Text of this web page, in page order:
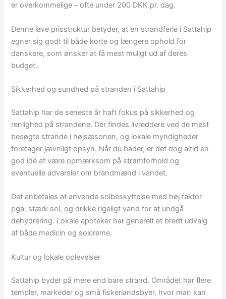
er overkommelige – ofte under 200 DKK pr. dag.
Denne lave prisstruktur betyder, at en strandferie i Sattahip
egner sig godt til både korte og længere ophold for
danskere, som ønsker at få mest muligt ud af deres
budget.
Sikkerhed og sundhed på stranden i Sattahip
Sattahip har de seneste år haft fokus på sikkerhed og
renlighed på strandene. Der findes livreddere ved de mest
besøgte strande i højsæsonen, og lokale myndigheder
foretager jævnligt opsyn. Når du bader, er det dog altid en
god idé at være opmærksom på strømforhold og
eventuelle advarsler om brandmænd i vandet.
Det anbefales at anvende solbeskyttelse med høj faktor
pga. stærk sol, og drikke rigeligt vand for at undgå
dehydrering. Lokale apoteker har generelt et bredt udvalg
af både medicin og solcreme.
Kultur og lokale oplevelser
Sattahip byder på mere end bare strand. Området har flere
templer, markeder og små fiskerlandsbyer, hvor man kan